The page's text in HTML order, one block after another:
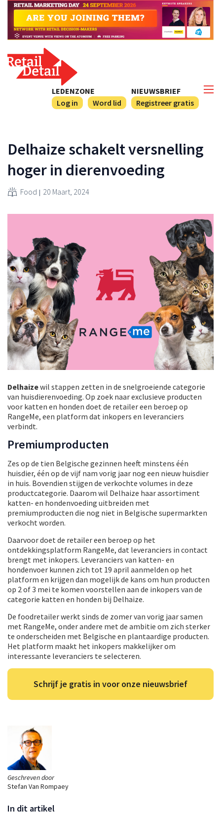
NIEUWSBRIEF
Registreer gratis
LEDENZONE
Log in
Word lid
Geschreven door
Stefan Van Rompaey
In dit artikel
Delhaize schakelt versnelling
hoger in dierenvoeding
Food 20 Maart, 2024
Delhaizewil stappen zetten in de snelgroeiende categorie
van huisdierenvoeding. Op zoek naar exclusieve producten
voor katten en honden doet de retailer een beroep op
RangeMe, een platform dat inkopers en leveranciers
verbindt.
Premiumproducten
Zes op de tien Belgische gezinnen heeft minstens één
huisdier, één op de vijf nam vorig jaar nog een nieuw huisdier
in huis. Bovendien stijgen de verkochte volumes in deze
productcategorie. Daarom wil Delhaize haar assortiment
katten- en hondenvoeding uitbreiden met
premiumproducten die nog niet in Belgische supermarkten
verkocht worden.
Daarvoor doet de retailer een beroep op het
ontdekkingsplatform RangeMe, dat leveranciers in contact
brengt met inkopers. Leveranciers van katten- en
hondenvoer kunnen zich tot 19 april aanmelden op het
platform en krijgen dan mogelijk de kans om hun producten
op 2 of 3 mei te komen voorstellen aan de inkopers van de
categorie katten en honden bij Delhaize.
De foodretailer werkt sinds de zomer van vorig jaar samen
met RangeMe, onder andere met de ambitie om zich sterker
te onderscheiden met Belgische en plantaardige producten.
Het platform maakt het inkopers makkelijker om
interessante leveranciers te selecteren.
Schrijf je gratis in voor onze nieuwsbrief